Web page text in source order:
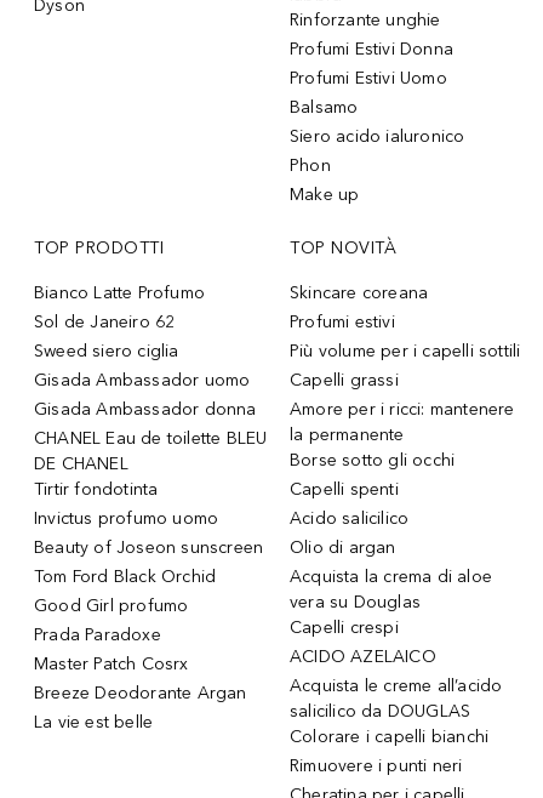
Dyson
Rinforzante unghie
Profumi Estivi Donna
Profumi Estivi Uomo
Balsamo
Siero acido ialuronico
Phon
Make up
TOP PRODOTTI
Bianco Latte Profumo
Sol de Janeiro 62
Sweed siero ciglia
Gisada Ambassador uomo
Gisada Ambassador donna
CHANEL Eau de toilette BLEU
DE CHANEL
Tirtir fondotinta
Invictus profumo uomo
Beauty of Joseon sunscreen
Tom Ford Black Orchid
Good Girl profumo
Prada Paradoxe
Master Patch Cosrx
Breeze Deodorante Argan
La vie est belle
TOP NOVITÀ
Skincare coreana
Profumi estivi
Più volume per i capelli sottili
Capelli grassi
Amore per i ricci: mantenere
la permanente
Borse sotto gli occhi
Capelli spenti
Acido salicilico
Olio di argan
Acquista la crema di aloe
vera su Douglas
Capelli crespi
ACIDO AZELAICO
Acquista le creme all’acido
salicilico da DOUGLAS
Colorare i capelli bianchi
Rimuovere i punti neri